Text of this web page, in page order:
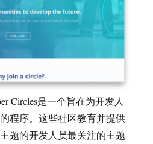
Circles是一个旨在为开发人
程序。这些社区教育并提供
题的开发人员最关注的主题